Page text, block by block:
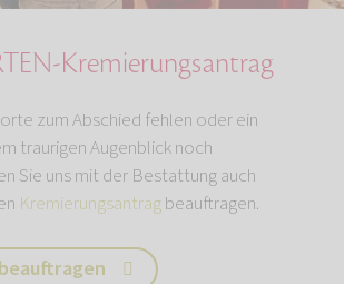
Kremierungsantrag
zum Abschied fehlen oder ein
traurigen Augenblick noch
Sie uns mit der Bestattung auch
Kremierungsantragbeauftragen.